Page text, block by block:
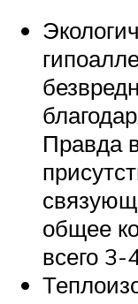
Правда
общее
всего